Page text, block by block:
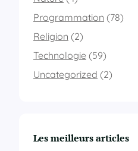
Programmation (78)
Religion (2)
Technologie (59)
Uncategorized (2)
Les meilleurs articles